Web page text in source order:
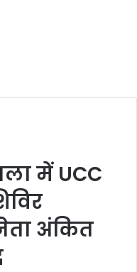
में UCC
अंकित